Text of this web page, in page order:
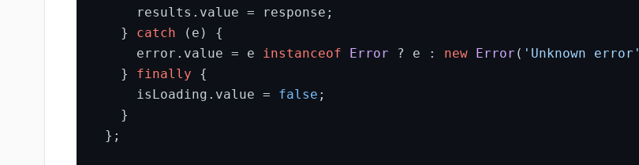
      results.
value = response;
    }
catch (e) {
      error.
value = e instanceof Error ? e : new Error ( 'Unknown error'
    }
finally {
      isLoading.
value = false ;
    }
  };